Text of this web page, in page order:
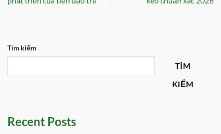
Tìm kiếm
TÌM
KIẾM
Recent Posts